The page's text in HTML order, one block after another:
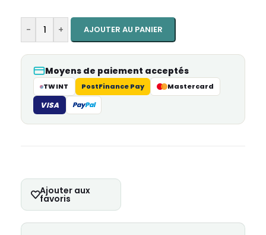
- + AJOUTER AU PANIER
Moyens de paiement acceptés
TWINT PostFinance Pay Mastercard
VISA PayPal
Ajouter aux
favoris